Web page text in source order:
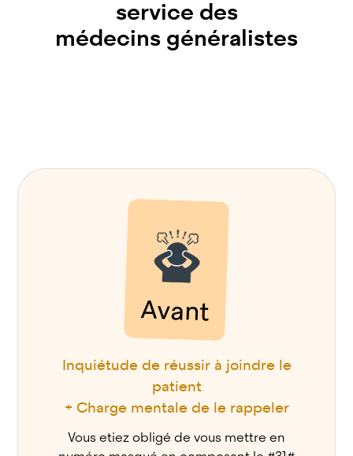
service des
médecins généralistes
Avant
Inquiétude de réussir à joindre le
patient
+ Charge mentale de le rappeler
Vous etiez obligé de vous mettre en